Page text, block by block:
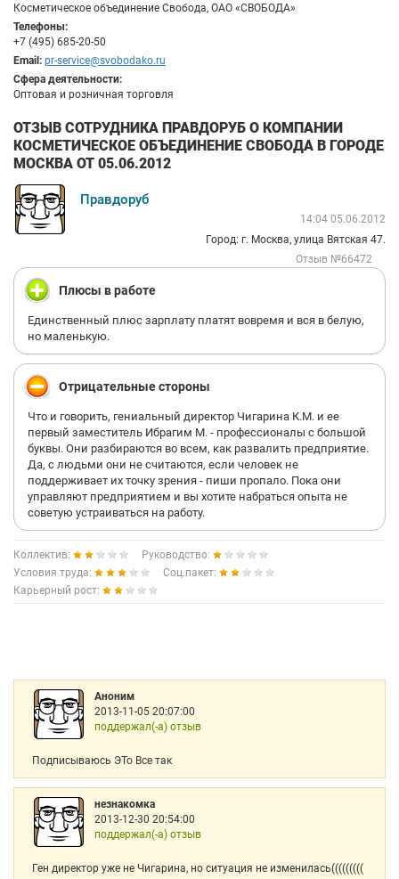
Косметическое объединение Свобода, ОАО «СВОБОДА»
Телефоны:
+7 (495) 685-20-50
Email: pr-service@svobodako.ru
Сфера деятельности:
Оптовая и розничная торговля
ОТЗЫВ СОТРУДНИКА ПРАВДОРУБ О КОМПАНИИ
КОСМЕТИЧЕСКОЕ ОБЪЕДИНЕНИЕ СВОБОДА В ГОРОДЕ
МОСКВА ОТ 05.06.2012
Правдоруб
14:04 05.06.2012
Город: г. Москва, улица Вятская 47.
Отзыв №66472
Плюсы в работе
Единственный плюс зарплату платят вовремя и вся в белую,
но маленькую.
Отрицательные стороны
Что и говорить, гениальный директор Чигарина К.М. и ее
первый заместитель Ибрагим М. - профессионалы с большой
буквы. Они разбираются во всем, как развалить предприятие.
Да, с людьми они не считаются, если человек не
поддерживает их точку зрения - пиши пропало. Пока они
управляют предприятием и вы хотите набраться опыта не
советую устраиваться на работу.
Коллектив:
Руководство:
Условия труда:
Соц.пакет:
Карьерный рост:
Аноним
2013-11-05 20:07:00
поддержал(-а) отзыв
Подписываюсь ЭТо Все так
незнакомка
2013-12-30 20:54:00
поддержал(-а) отзыв
Ген директор уже не Чигарина, но ситуация не изменилась(((((((((